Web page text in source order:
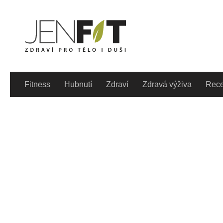
Fitness Hubnutí Zdraví Zdravá výživa